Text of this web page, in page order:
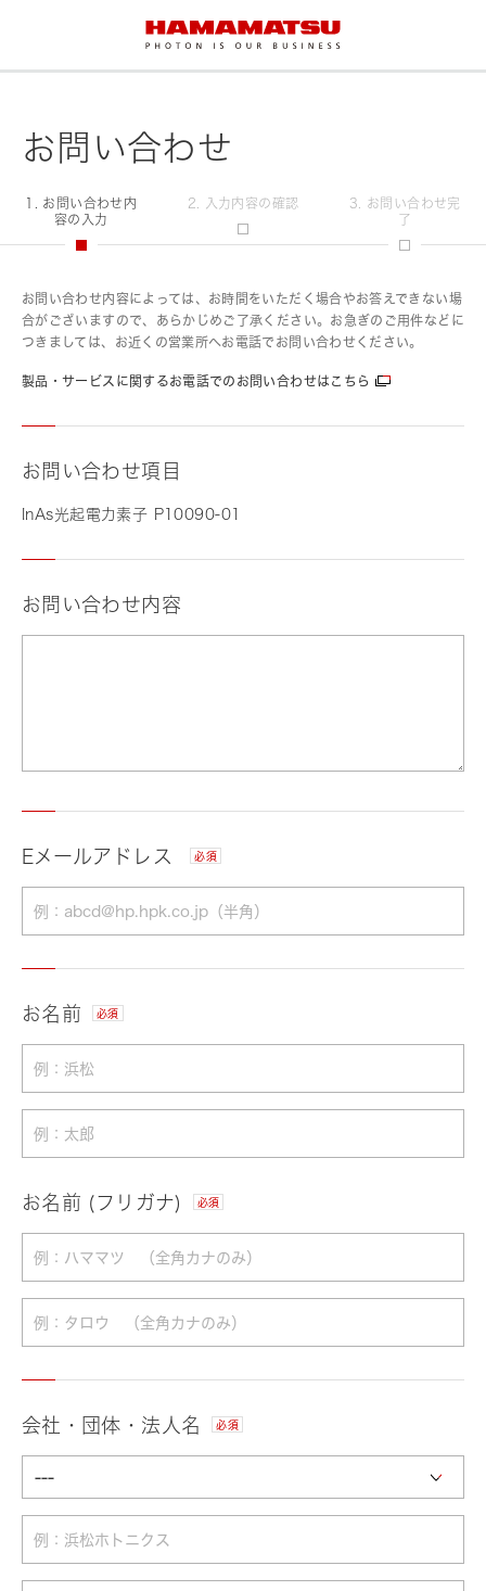
お問い合わせ
1. お問い合わせ内
容の入力
2. 入力内容の確認
3. お問い合わせ完
了
お問い合わせ内容によっては、お時間をいただく場合やお答えできない場
合がございますので、あらかじめご了承ください。お急ぎのご用件などに
つきましては、お近くの営業所へお電話でお問い合わせください。
製品・サービスに関するお電話でのお問い合わせはこちら
お問い合わせ項目
InAs光起電力素子 P10090-01
お問い合わせ内容
Eメールアドレス 必須
お名前 必須
お名前 (フリガナ) 必須
会社・団体・法人名 必須